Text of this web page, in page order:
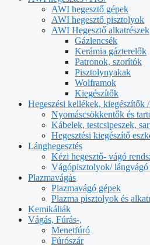
AWI hegesztő gépek
AWI hegesztő pisztolyok
AWI Hegesztő alkatrészek
Gázlencsék
Kerámia gázterelők
Patronok, szorítók
Pisztolynyakak
Wolframok
Kiegészítők
Hegeszési kellékek,
Nyomáscsökkentők és
Kábelek, testcsipeszek,
Hegesztési kiegészítő
Lánghegesztés
Kézi hegesztő- vágó
Vágópisztolyok/
Plazmavágás
Plazmavágó gépek
Plazma pisztolyok és
Kemikáliák
Vágás, Fúrás-,
Menetfúró
Fúrószár